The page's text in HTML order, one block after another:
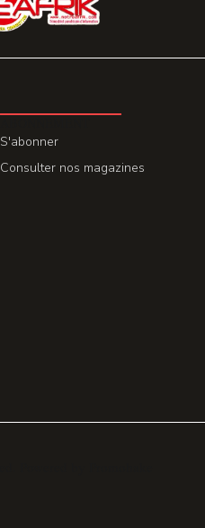
S'abonner
Consulter nos magazines